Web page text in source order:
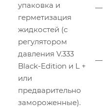
упаковка и
герметизация
жидкостей (с
регулятором
давления V.333
Black-Edition и L +
или
предварительно
замороженные).